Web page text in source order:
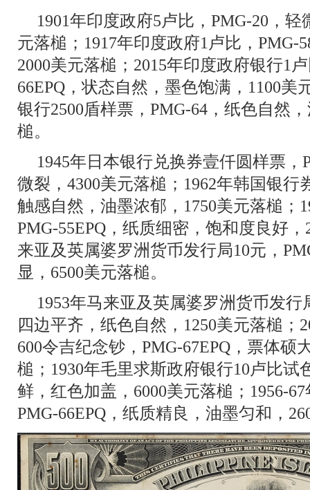
1901年印度政府5卢比，PMG-20，
元落槌；1917年印度政府1卢比，PMG-
2000美元落槌；2015年印度政府银行1
66EPQ，状态自然，墨色饱满，1100美
银行2500盾样票，PMG-64，纸色自然
槌。
1945年日本银行兑换券壹仟圆样票，
微裂，4300美元落槌；1962年韩国银行
触感自然，油墨浓郁，1750美元落槌；
PMG-55EPQ，纸质细密，饱和度良好
来亚及英属婆罗洲货币发行局10元，
显，6500美元落槌。
1953年马来亚及英属婆罗洲货币发行
四边平齐，纸色自然，1250美元落槌；
600令吉纪念钞，PMG-67EPQ，票体硕
槌；1930年毛里求斯政府银行10卢比试
鲜，红色加盖，6000美元落槌；1956-
PMG-66EPQ，纸质精良，油墨匀和，